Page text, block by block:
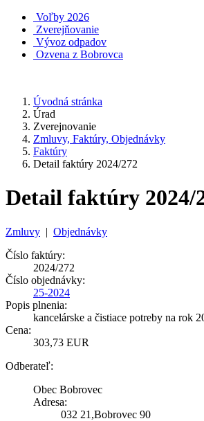
Voľby 2026
Zverejňovanie
Vývoz odpadov
Ozvena z Bobrovca
Úvodná stránka
Úrad
Zverejnovanie
Zmluvy, Faktúry, Objednávky
Faktúry
Detail faktúry 2024/272
Detail faktúry 2024/
Zmluvy | Objednávky
Číslo faktúry:
2024/272
Číslo objednávky:
25-2024
Popis plnenia:
kancelárske a čistiace potreby na rok
Cena:
303,73 EUR
Odberateľ:
Obec Bobrovec
Adresa:
032 21,Bobrovec 90